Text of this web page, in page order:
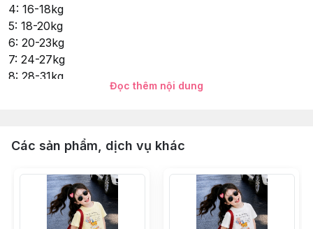
4: 16-18kg
5: 18-20kg
6: 20-23kg
7: 24-27kg
8: 28-31kg
12: 41 – 45kg
Đọc thêm nội dung
Các sản phẩm, dịch vụ khác